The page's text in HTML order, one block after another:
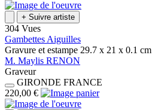
+ Suivre artiste
304 Vues
Gambettes Aiguilles
Gravure et estampe 29.7 x 21 x 0.1 cm
M. Maylis RENON
Graveur
GIRONDE FRANCE
220,00 €